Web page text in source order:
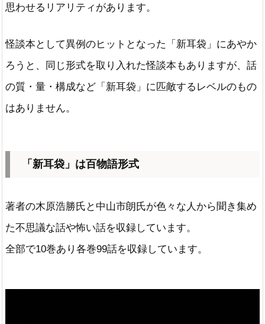
思わせるリアリティがあります。
怪談本として異例のヒットとなった「新耳袋」にあやか
ろうと、同じ形式を取り入れた怪談本もありますが、話
の質・量・構成など「新耳袋」に匹敵するレベルのもの
はありません。
「新耳袋」は百物語形式
著者の木原浩勝氏と中山市朗氏が色々な人から聞き集め
た不思議な話や怖い話を収録しています。
全部で10巻あり各巻99話を収録しています。